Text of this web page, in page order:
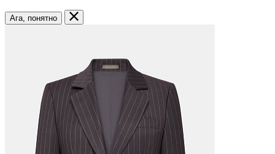
Ага, понятно